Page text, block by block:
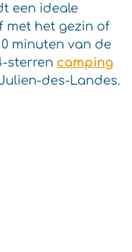
een ideale
met het gezin of
minuten van de
sterren camping
des-Landes.